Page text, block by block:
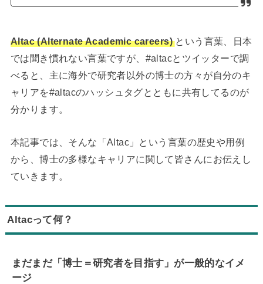
Altac (Alternate Academic careers)という言葉、日本
では聞き慣れない言葉ですが、#altacとツイッターで調
べると、主に海外で研究者以外の博士の方々が自分のキ
ャリアを#altacのハッシュタグとともに共有してるのが
分かります。
本記事では、そんな「Altac」という言葉の歴史や用例
から、博士の多様なキャリアに関して皆さんにお伝えし
ていきます。
Altacって何？
まだまだ「博士＝研究者を目指す」が一般的なイメ
ージ